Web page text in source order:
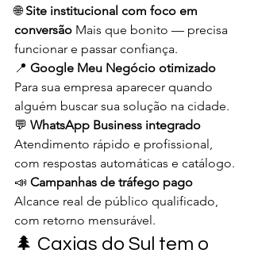
🌐 Site institucional com foco em
conversão Mais que bonito — precisa
funcionar e passar confiança.
📍 Google Meu Negócio otimizado
Para sua empresa aparecer quando
alguém buscar sua solução na cidade.
💬 WhatsApp Business integrado
Atendimento rápido e profissional,
com respostas automáticas e catálogo.
📣 Campanhas de tráfego pago
Alcance real de público qualificado,
com retorno mensurável.
🌲 Caxias do Sul tem o